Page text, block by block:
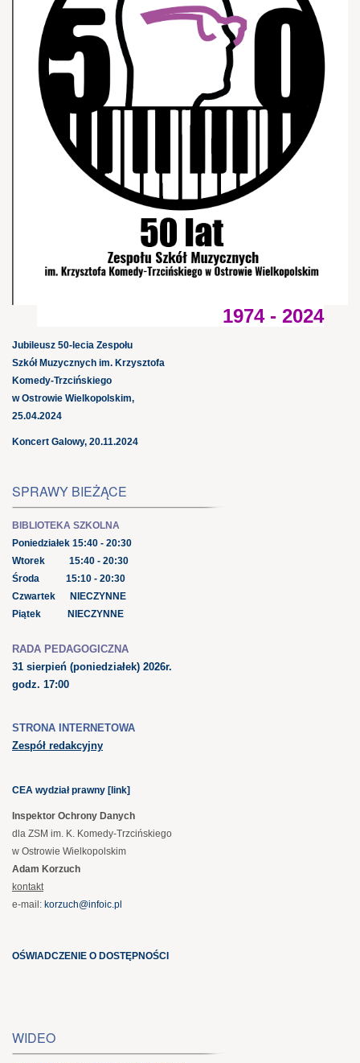
1974 - 2024
Jubileusz 50-lecia Zespołu
Szkół Muzycznych im. Krzysztofa
Komedy-Trzcińskiego
w Ostrowie Wielkopolskim,
25.04.2024
Koncert Galowy, 20.11.2024
SPRAWY BIEŻĄCE
BIBLIOTEKA SZKOLNA
Poniedziałek 15:40 - 20:30
Wtorek 15:40 - 20:30
Środa 15:10 - 20:30
Czwartek NIECZYNNE
Piątek NIECZYNNE
RADA PEDAGOGICZNA
31 sierpień (poniedziałek) 2026r.
godz. 17:00
STRONA INTERNETOWA
Zespół redakcyjny
CEA wydział prawny [link]
Inspektor Ochrony Danych
dla ZSM im. K. Komedy-Trzcińskiego
w Ostrowie Wielkopolskim
Adam Korzuch
kontakt
e-mail: korzuch@infoic.pl
OŚWIADCZENIE O DOSTĘPNOŚCI
WIDEO